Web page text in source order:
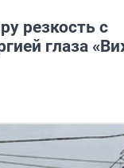
резкость с
глаза